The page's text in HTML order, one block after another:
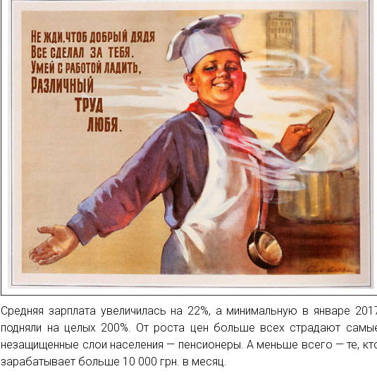
Средняя зарплата увеличилась на 22%, а минимальную в январе
подняли на целых 200%. От роста цен больше всех страдают
незащищенные слои населения — пенсионеры. А меньше всего — те,
зарабатывает больше 10 000 грн. в месяц.